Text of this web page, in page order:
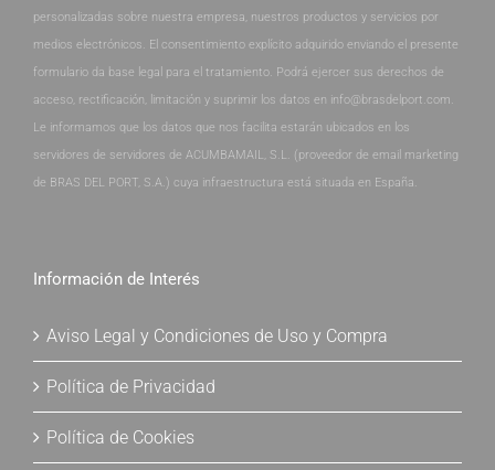
personalizadas sobre nuestra empresa, nuestros productos y servicios por
medios electrónicos. El consentimiento explícito adquirido enviando el presente
formulario da base legal para el tratamiento. Podrá ejercer sus derechos de
acceso, rectificación, limitación y suprimir los datos en info@brasdelport.com.
Le informamos que los datos que nos facilita estarán ubicados en los
servidores de servidores de ACUMBAMAIL, S.L. (proveedor de email marketing
de BRAS DEL PORT, S.A.) cuya infraestructura está situada en España.
Información de Interés
Aviso Legal y Condiciones de Uso y Compra
Política de Privacidad
Política de Cookies